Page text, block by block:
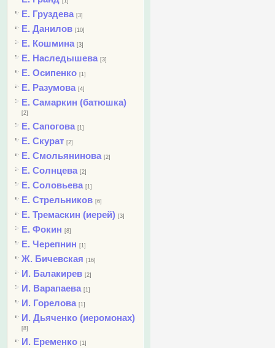
Е. Груздева [3]
Е. Данилов [10]
Е. Кошмина [3]
Е. Наследышева [3]
Е. Осипенко [1]
Е. Разумова [4]
Е. Самаркин (батюшка)
[2]
Е. Сапогова [1]
Е. Скурат [2]
Е. Смольянинова [2]
Е. Солнцева [2]
Е. Соловьева [1]
Е. Стрельников [6]
Е. Тремаскин (иерей) [3]
Е. Фокин [8]
Е. Черепнин [1]
Ж. Бичевская [16]
И. Балакирев [2]
И. Варапаева [1]
И. Горелова [1]
И. Дьяченко (иеромонах)
[8]
И. Еременко [1]